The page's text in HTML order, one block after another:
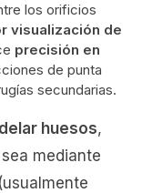
los orificios
visualización de
precisión en
de punta
secundarias.
huesos,
mediante
(usualmente